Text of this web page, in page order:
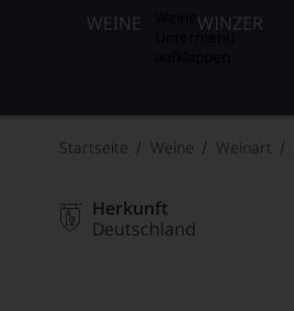
WEINE WINZER
Startseite Weine Weinart
Herkunft
Deutschland